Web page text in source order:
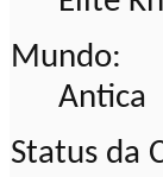
Mundo:
Antica
Status da